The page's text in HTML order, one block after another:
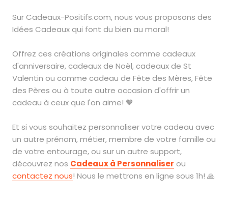
Sur Cadeaux-Positifs.com, nous vous proposons des
Idées Cadeaux qui font du bien au moral!
Offrez ces créations originales comme cadeaux
d'anniversaire, cadeaux de Noël, cadeaux de St
Valentin ou comme cadeau de Fête des Mères, Fête
des Pères ou à toute autre occasion d'offrir un
cadeau à ceux que l'on aime! 🧡
Et si vous souhaitez personnaliser votre cadeau avec
un autre prénom, métier, membre de votre famille ou
de votre entourage, ou sur un autre support,
découvrez nos Cadeaux à Personnaliser ou
contactez nous! Nous le mettrons en ligne sous 1h! 🙏